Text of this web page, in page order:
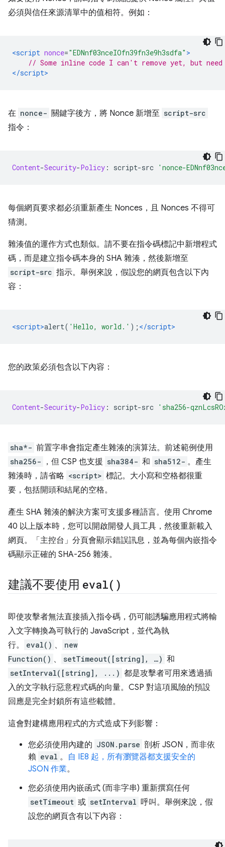
必須與信任來源清單中的值相符。例如：
<script nonce="EDNnf03nceIOfn39fn3e9h3sdfa" >
// Some inline code I can't remove yet, but
</script>
在 nonce- 關鍵字後方，將 Nonce 新增至 script-src
指令：
Content-Security-Policy : script-src 'nonce-
每個網頁要求都必須重新產生 Nonces，且 Nonces 不得可
猜測。
雜湊值的運作方式也類似。請不要在指令碼標記中新增程式
碼，而是建立指令碼本身的 SHA 雜湊，然後新增至
script-src 指示。舉例來說，假設您的網頁包含以下內
容：
<script>alert( 'Hello, world.' ); </script>
您的政策必須包含以下內容：
Content-Security-Policy : script-src 'sha256-
sha*- 前置字串會指定產生雜湊的演算法。前述範例使用
sha256- ，但 CSP 也支援 sha384- 和 sha512- 。產生
雜湊時，請省略 <script> 標記。大小寫和空格都很重
要，包括開頭和結尾的空格。
產生 SHA 雜湊的解決方案可支援多種語言。使用 Chrome
40 以上版本時，您可以開啟開發人員工具，然後重新載入
網頁。「主控台」分頁會顯示錯誤訊息，並為每個內嵌指令
碼顯示正確的 SHA-256 雜湊。
建議不要使用 eval( )
即使攻擊者無法直接插入指令碼，仍可能誘騙應用程式將輸
入文字轉換為可執行的 JavaScript，並代為執
行。
eval() 、
new
Function() 、 setTimeout([string], …) 和
setInterval([string], ...) 都是攻擊者可用來透過插
入的文字執行惡意程式碼的向量。CSP 對這項風險的預設
回應是完全封鎖所有這些載體。
這會對建構應用程式的方式造成下列影響：
您必須使用內建的 JSON.parse 剖析 JSON，而非依
賴 eval 。 自 IE8 起，所有瀏覽器都支援安全的
JSON 作業。
您必須使用內嵌函式 (而非字串) 重新撰寫任何
setTimeout 或 setInterval 呼叫。舉例來說，假
設您的網頁含有以下內容：